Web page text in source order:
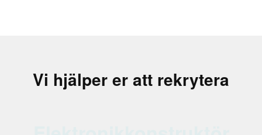
företagets produktutveckling och
Vi hjälper er att rekrytera